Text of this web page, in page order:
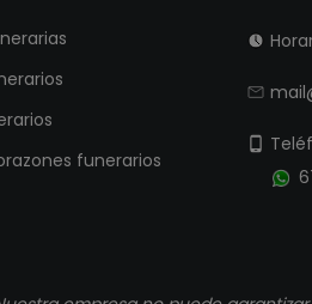
funerarios